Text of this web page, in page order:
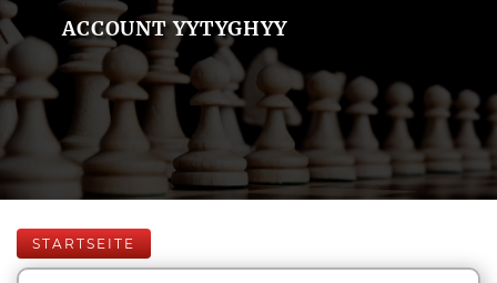
ACCOUNT YYTYGHYY
STARTSEITE